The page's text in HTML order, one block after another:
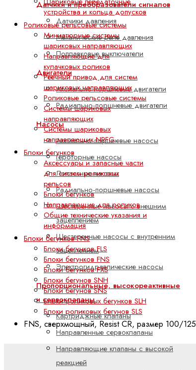
Датчики и преобразователи сигналов
Датчики давления
Механические реле давления
Поплавковые выключатели
Двигатели
Аксиально-поршневые двигатели
Радиально-поршневые двигатели
Насосы
Аксиально-поршневые насосы
Героторные насосы
Лопастные насосы
Радиально-поршневые насосы
Шестеренные насосы с внешним
зацеплением
Шестеренные насосы с внутренним
зацеплением
Электрогидравлические насосы
Пропорциональные, высокореактивные
и сервоклапаны
Картриджные клапаны
Направленные сервоклапаны
Направляющие клапаны с высокой
реакцией
устройства и кольца допусков
Роликовые рельсовые системы
Миниатюрные системы
шариковых направляющих
Направляющие для
кулачковых роликов
Реечный привод для систем
шариковых направляющих
Роликовые рельсовые системы
Системы шариковых
направляющих
Системы шариковых
направляющих NRFG
Блоки бегунков
Аксессуары и запасные части
для систем роликовых
рельсов
Блоки бегунков
Направляющие для роликов
Общие технические указания и
информация
Блоки бегунков FNS
Блоки бегунков FLS
Блоки бегунков FNS
Блоки бегунков FXS
Блоки бегунов SNH
Блоки бегунов SNS
Блоки роликовых бегунков SLH
Блоки роликовых бегунов SLS
FNS, сверхмощный, Resist CR, размер 100/125